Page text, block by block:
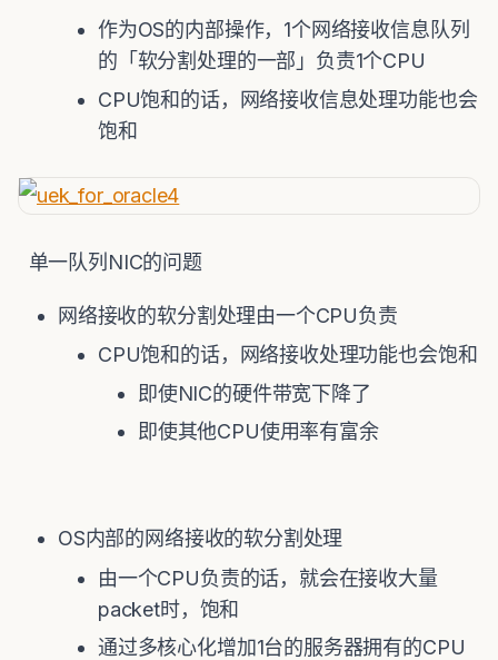
作为OS的内部操作，1个网络接收信息队列
的「软分割处理的一部」负责1个CPU
CPU饱和的话，网络接收信息处理功能也会
饱和
单一队列NIC的问题
网络接收的软分割处理由一个CPU负责
CPU饱和的话，网络接收处理功能也会饱和
即使NIC的硬件带宽下降了
即使其他CPU使用率有富余
OS内部的网络接收的软分割处理
由一个CPU负责的话，就会在接收大量
packet时，饱和
通过多核心化增加1台的服务器拥有的CPU